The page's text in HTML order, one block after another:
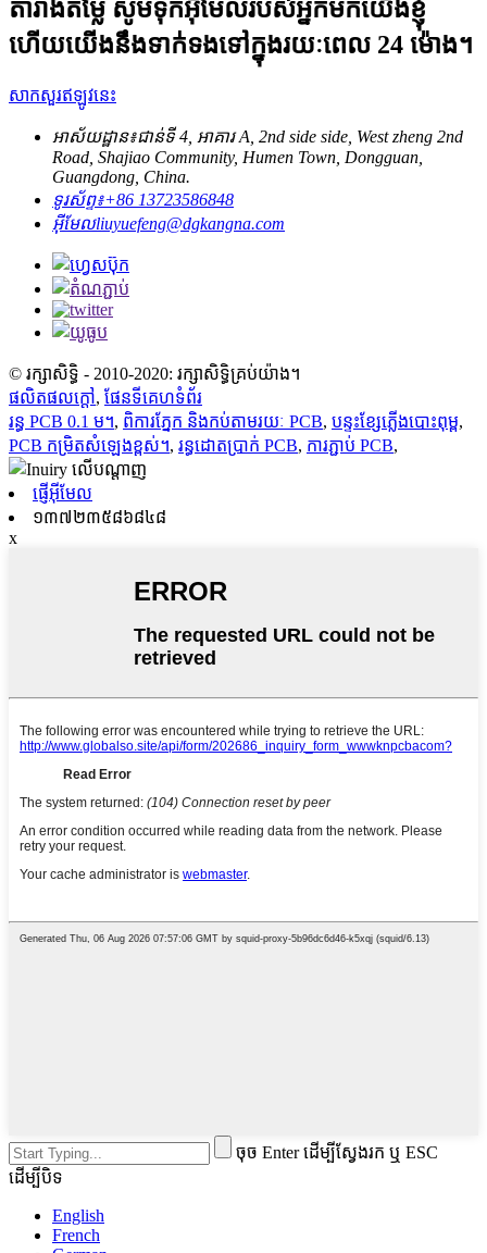
តារាងតម្លៃ សូមទុកអ៊ីមែលរបស់អ្នកមកយើងខ្ញុំ
ហើយយើងនឹងទាក់ទងទៅក្នុងរយៈពេល 24 ម៉ោង។
សាកសួរឥឡូវនេះ
អាស័យដ្ឋាន៖ជាន់ទី 4, អាគារ A, 2nd side side, West zheng 2nd
Road, Shajiao Community, Humen Town, Dongguan,
Guangdong, China.
ទូរស័ព្ទ៖+86 13723586848
អ៊ីមែលliuyuefeng@dgkangna.com
© រក្សាសិទ្ធិ - 2010-2020: រក្សាសិទ្ធិគ្រប់យ៉ាង។
ផលិតផលក្តៅ, ផែនទីគេហទំព័រ
រន្ធ PCB 0.1 ម។, ពិការភ្នែក និងកប់តាមរយៈ PCB, បន្ទះខ្សែភ្លើងបោះពុម្ព,
PCB កម្រិតសំឡេងខ្ពស់។, រន្ធដោតប្រាក់ PCB, ការភ្ជាប់ PCB,
ផ្ញើអ៊ីមែល
១៣៧២៣៥៨៦៨៤៨
x
ចុច Enter ដើម្បីស្វែងរក ឬ ESC
ដើម្បីបិទ
English
French